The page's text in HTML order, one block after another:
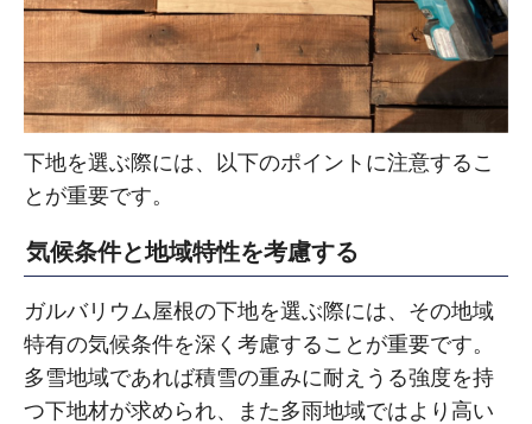
下地を選ぶ際には、以下のポイントに注意するこ
とが重要です。
気候条件と地域特性を考慮する
ガルバリウム屋根の下地を選ぶ際には、その地域
特有の気候条件を深く考慮することが重要です。
多雪地域であれば積雪の重みに耐えうる強度を持
つ下地材が求められ、また多雨地域ではより高い